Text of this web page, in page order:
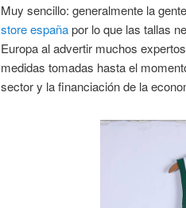
Muy sencillo: generalmente la
store españapor lo que las tallas
Europa al advertir muchos
medidas tomadas hasta el
sector y la financiación de la